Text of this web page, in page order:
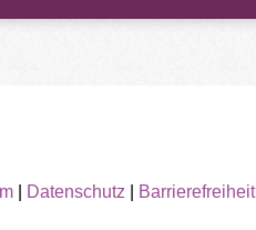
| Datenschutz Barrierefreiheit